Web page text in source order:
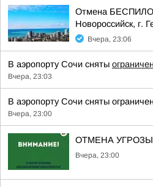
Отмена
Новороссийск, г.
Вчера, 23:06
В аэропорту Сочи сняты
Вчера, 23:03
В аэропорту Сочи сняты
Вчера, 23:00
ОТМЕНА
Вчера, 23:00